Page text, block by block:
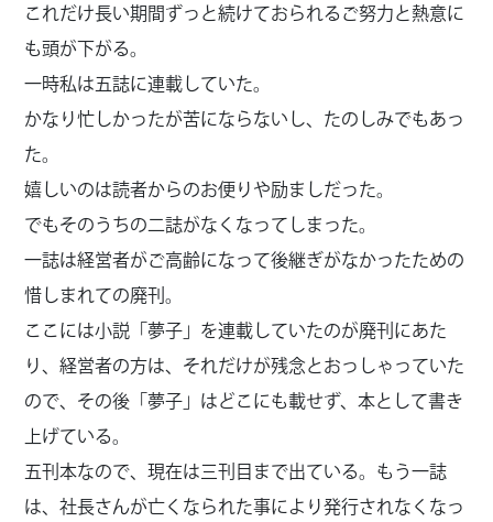
これだけ長い期間ずっと続けておられるご努力と熱意に
も頭が下がる。
一時私は五誌に連載していた。
かなり忙しかったが苦にならないし、たのしみでもあっ
た。
嬉しいのは読者からのお便りや励ましだった。
でもそのうちの二誌がなくなってしまった。
一誌は経営者がご高齢になって後継ぎがなかったための
惜しまれての廃刊。
ここには小説「夢子」を連載していたのが廃刊にあた
り、経営者の方は、それだけが残念とおっしゃっていた
ので、その後「夢子」はどこにも載せず、本として書き
上げている。
五刊本なので、現在は三刊目まで出ている。もう一誌
は、社長さんが亡くなられた事により発行されなくなっ